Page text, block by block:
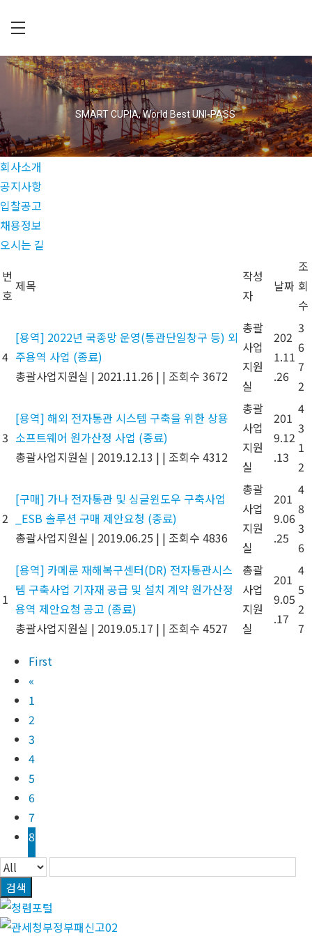
content
C
U
P
I
A
SMART CUPIA, World Best UNI-PASS
회사소개
공지사항
입찰공고
채용정보
오시는 길
번
호
제목
작성
자
날짜
조
회
수
4
[용역] 2022년 국종망 운영(통관단일창구 등) 외
주용역 사업 (종료)
총괄사업지원실 | 2021.11.26 | | 조회수 3672
총괄
사업
지원
실
202
1.11
.26
3
6
7
2
3
[용역] 해외 전자통관 시스템 구축을 위한 상용
소프트웨어 원가산정 사업 (종료)
총괄사업지원실 | 2019.12.13 | | 조회수 4312
총괄
사업
지원
실
201
9.12
.13
4
3
1
2
2
[구매] 가나 전자통관 및 싱글윈도우 구축사업
_ESB 솔루션 구매 제안요청 (종료)
총괄사업지원실 | 2019.06.25 | | 조회수 4836
총괄
사업
지원
실
201
9.06
.25
4
8
3
6
1
[용역] 카메룬 재해복구센터(DR) 전자통관시스
템 구축사업 기자재 공급 및 설치 계약 원가산정
용역 제안요청 공고 (종료)
총괄사업지원실 | 2019.05.17 | | 조회수 4527
총괄
사업
지원
실
201
9.05
.17
4
5
2
7
First
«
1
2
3
4
5
6
7
8
검색